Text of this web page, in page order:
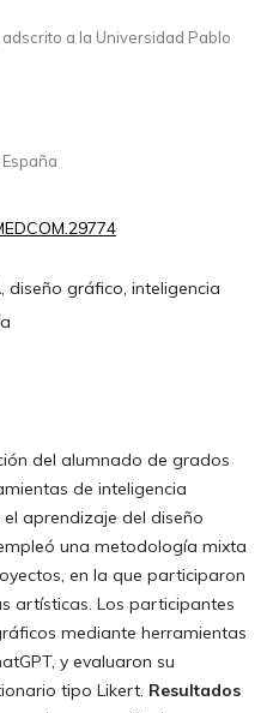
a la Universidad Pablo
diseño gráfico, inteligencia
del alumnado de grados
de inteligencia
aprendizaje del diseño
una metodología mixta
en la que participaron
artísticas. Los participantes
mediante herramientas
y evaluaron su
tipo Likert. Resultados